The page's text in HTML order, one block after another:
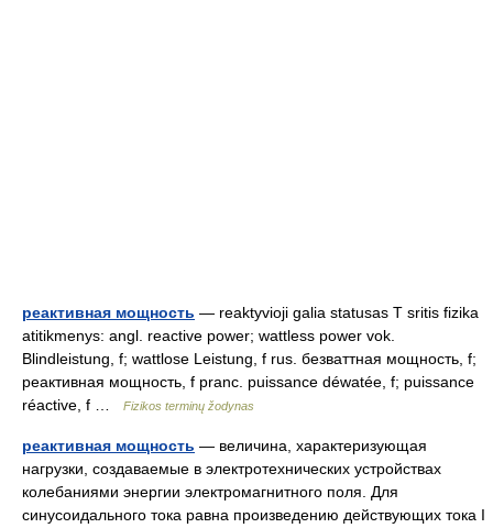
реактивная мощность — reaktyvioji galia statusas T sritis fizika
atitikmenys: angl. reactive power; wattless power vok.
Blindleistung, f; wattlose Leistung, f rus. безваттная мощность, f;
реактивная мощность, f pranc. puissance déwatée, f; puissance
réactive, f …
Fizikos terminų žodynas
реактивная мощность — величина, характеризующая
нагрузки, создаваемые в электротехнических устройствах
колебаниями энергии электромагнитного поля. Для
синусоидального тока равна произведению действующих тока I